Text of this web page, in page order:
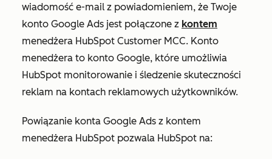
wiadomość e-mail z powiadomieniem, że Twoje
konto Google Ads jest połączone z kontem
menedżera HubSpot Customer MCC. Konto
menedżera to konto Google, które umożliwia
HubSpot monitorowanie i śledzenie skuteczności
reklam na kontach reklamowych użytkowników.
Powiązanie konta Google Ads z kontem
menedżera HubSpot pozwala HubSpot na: